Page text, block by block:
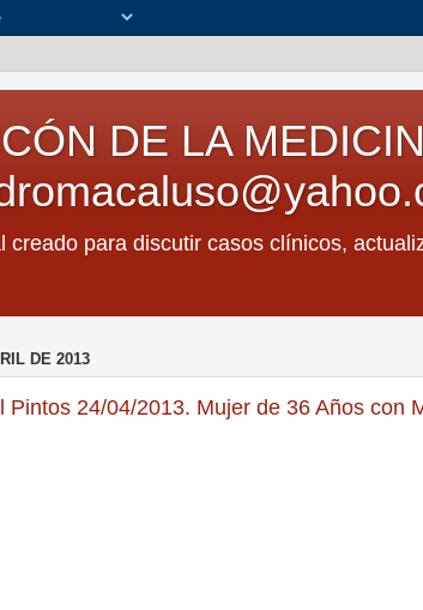
DE LA
creado para discutir casos clínicos,
DE 2013
Pintos 24/04/2013. Mujer de 36 Años con